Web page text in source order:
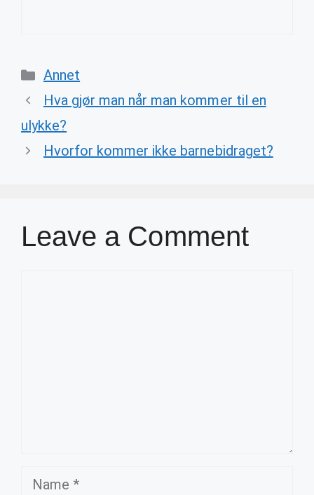
Categories
Annet
Hva gjør man når man kommer til en
ulykke?
Hvorfor kommer ikke barnebidraget?
Leave a Comment
Name